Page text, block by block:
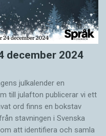
december 2024
julkalender en
till julafton publicerar vi ett
ord finns en bokstav
stavningen i Svenska
att identifiera och samla